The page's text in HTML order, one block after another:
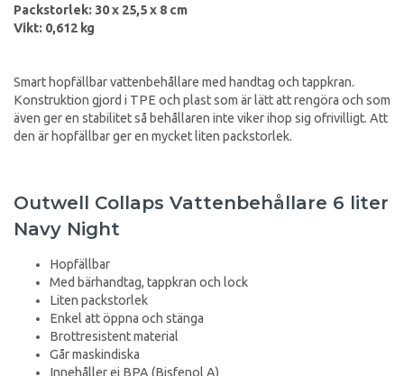
Packstorlek: 30 x 25,5 x 8 cm
Vikt: 0,612 kg
Smart hopfällbar vattenbehållare med handtag och tappkran.
Konstruktion gjord i TPE och plast som är lätt att rengöra och som
även ger en stabilitet så behållaren inte viker ihop sig ofrivilligt. Att
den är hopfällbar ger en mycket liten packstorlek.
Outwell Collaps Vattenbehållare 6 liter
Navy Night
Hopfällbar
Med bärhandtag, tappkran och lock
Liten packstorlek
Enkel att öppna och stänga
Brottresistent material
Går maskindiska
Innehåller ej BPA (Bisfenol A)